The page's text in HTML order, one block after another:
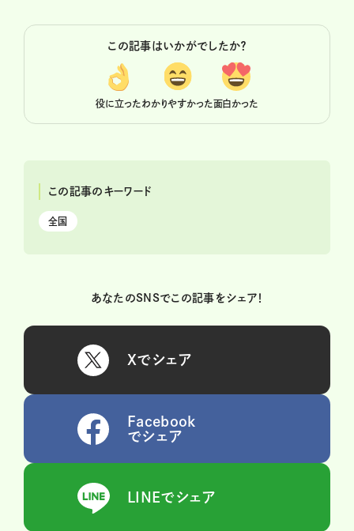
この記事はいかがでしたか？
役に立ったわかりやすかった面白かった
この記事のキーワード
全国
あなたのSNSでこの記事をシェア！
Xでシェア
Facebook
でシェア
LINEでシェア